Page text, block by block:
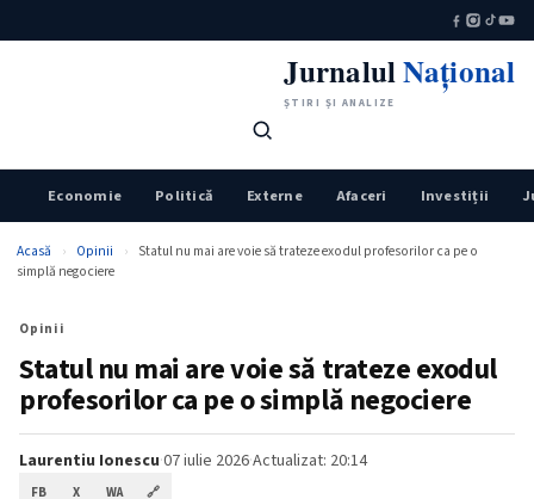
JurnalulNațional
ȘTIRI ȘI ANALIZE
Economie Politică Externe Afaceri Investiții
Acasă › Opinii › Statul nu mai are voie să trateze exodul profesorilor ca pe o
simplă negociere
Opinii
Statul nu mai are voie să trateze exodul
profesorilor ca pe o simplă negociere
Laurentiu Ionescu·07 iulie 2026·Actualizat: 20:14
FB X WA 🔗